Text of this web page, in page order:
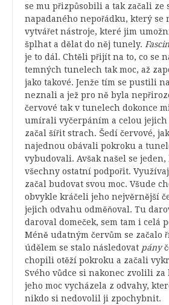
se mu přizpůsobili a tak začali ze
napadaného nepořádku, který se
vytvářet nástroje, které jim
šplhat a dělat do něj tunely.
je to dál. Chtěli přijít na to, co se
temných tunelech tak moc, až
jako takové. Jenže tím se pustili
neznali a jež pro ně byla
červové tak v tunelech dokonce
umírali vyčerpáním a celou jejich
začal šířit strach. Šedí červové,
najednou obávali pokroku a
vybudovali. Avšak našel se
všechny ostatní podpořit.
začal budovat svou moc. Všude
obvykle kráčeli jeho nejvěrnější
jejich odvahu odměňoval. Tu
daroval domeček, sem tam i celá
Méně udatným červům se začalo
údělem se stalo následovat pány
chopili otěží pokroku a začali
Svého vůdce si nakonec zvolili za
jeho moc vycházela z odvahy,
nikdo si nedovolil ji zpochybnit.